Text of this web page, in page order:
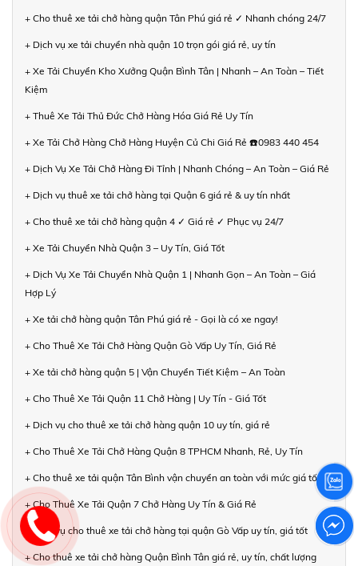
+ Cho thuê xe tải chở hàng quận Tân Phú giá rẻ ✓ Nhanh chóng 24/7
+ Dịch vụ xe tải chuyển nhà quận 10 trọn gói giá rẻ, uy tín
+ Xe Tải Chuyển Kho Xưởng Quận Bình Tân | Nhanh – An Toàn – Tiết
Kiệm
+ Thuê Xe Tải Thủ Đức Chở Hàng Hóa Giá Rẻ Uy Tín
+ Xe Tải Chở Hàng Chở Hàng Huyện Củ Chi Giá Rẻ ☎️0983 440 454
+ Dịch Vụ Xe Tải Chở Hàng Đi Tỉnh | Nhanh Chóng – An Toàn – Giá Rẻ
+ Dịch vụ thuê xe tải chở hàng tại Quận 6 giá rẻ & uy tín nhất
+ Cho thuê xe tải chở hàng quận 4 ✓ Giá rẻ ✓ Phục vụ 24/7
+ Xe Tải Chuyển Nhà Quận 3 – Uy Tín, Giá Tốt
+ Dịch Vụ Xe Tải Chuyển Nhà Quận 1 | Nhanh Gọn – An Toàn – Giá
Hợp Lý
+ Xe tải chở hàng quận Tân Phú giá rẻ - Gọi là có xe ngay!
+ Cho Thuê Xe Tải Chở Hàng Quận Gò Vấp Uy Tín, Giá Rẻ
+ Xe tải chở hàng quận 5 | Vận Chuyển Tiết Kiệm – An Toàn
+ Cho Thuê Xe Tải Quận 11 Chở Hàng | Uy Tín - Giá Tốt
+ Dịch vụ cho thuê xe tải chở hàng quận 10 uy tín, giá rẻ
+ Cho Thuê Xe Tải Chở Hàng Quận 8 TPHCM Nhanh, Rẻ, Uy Tín
+ Cho thuê xe tải quận Tân Bình vận chuyển an toàn với mức giá tốt
+ Cho Thuê Xe Tải Quận 7 Chở Hàng Uy Tín & Giá Rẻ
+ Dịch vụ cho thuê xe tải chở hàng tại quận Gò Vấp uy tín, giá tốt
+ Cho thuê xe tải chở hàng Quận Bình Tân giá rẻ, uy tín, chất lượng